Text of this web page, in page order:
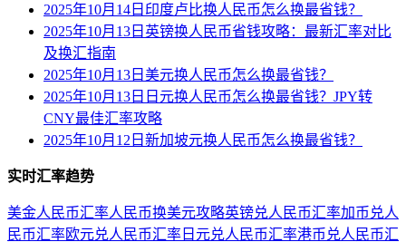
2025年10月14日印度卢比换人民币怎么换最省钱？
2025年10月13日英镑换人民币省钱攻略：最新汇率对比
及换汇指南
2025年10月13日美元换人民币怎么换最省钱？
2025年10月13日日元换人民币怎么换最省钱？JPY转
CNY最佳汇率攻略
2025年10月12日新加坡元换人民币怎么换最省钱？
实时汇率趋势
美金人民币汇率人民币换美元攻略英镑兑人民币汇率加币兑人
民币汇率欧元兑人民币汇率 日元兑人民币汇率港币兑人民币汇